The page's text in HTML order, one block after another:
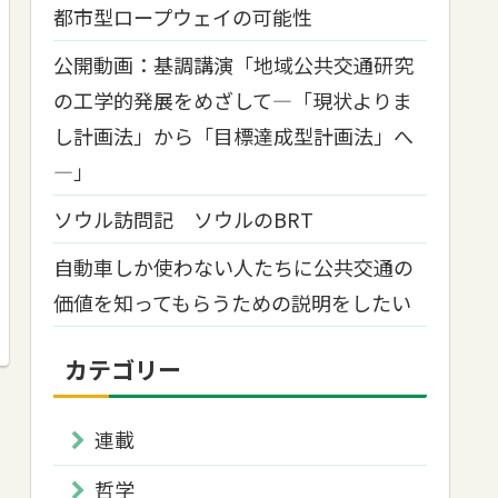
都市型ロープウェイの可能性
公開動画：基調講演「地域公共交通研究
の工学的発展をめざして―「現状よりま
し計画法」から「目標達成型計画法」へ
―」
ソウル訪問記 ソウルのBRT
自動車しか使わない人たちに公共交通の
価値を知ってもらうための説明をしたい
カテゴリー
連載
哲学